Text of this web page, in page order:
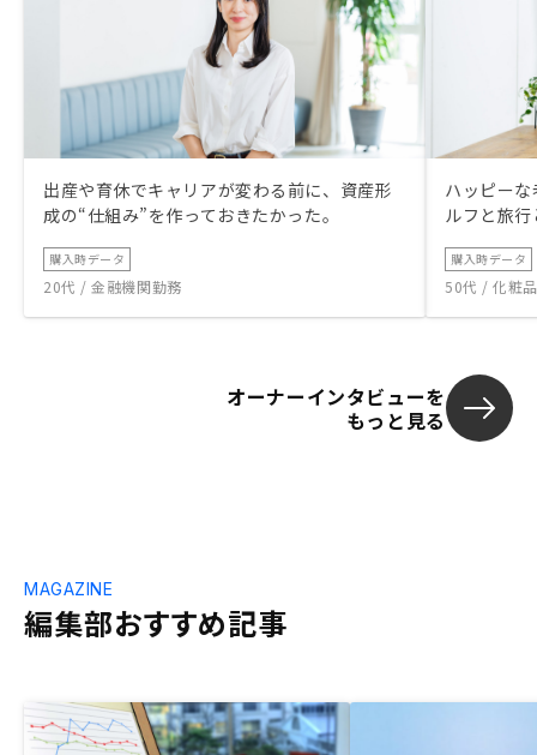
出産や育休でキャリアが変わる前に、資産形
成の“仕組み”を作っておきたかった。
購入時データ
20代 / 金融機関勤務
ハッピー
ルフと旅
購入時データ
50代 / 化粧
オーナーインタビューを
もっと見る
編集部おすすめ記事
MAGAZINE